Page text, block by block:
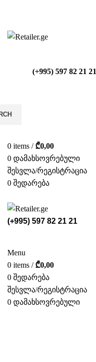
(+995) 597 82 21 21
0 items / ₾0,00
0 დამახსოვრებული
შესვლა/რეგისტრაცია
0 შედარება
(+995) 597 82 21 21
Menu
0 items / ₾0,00
0 შედარება
შესვლა/რეგისტრაცია
0 დამახსოვრებული